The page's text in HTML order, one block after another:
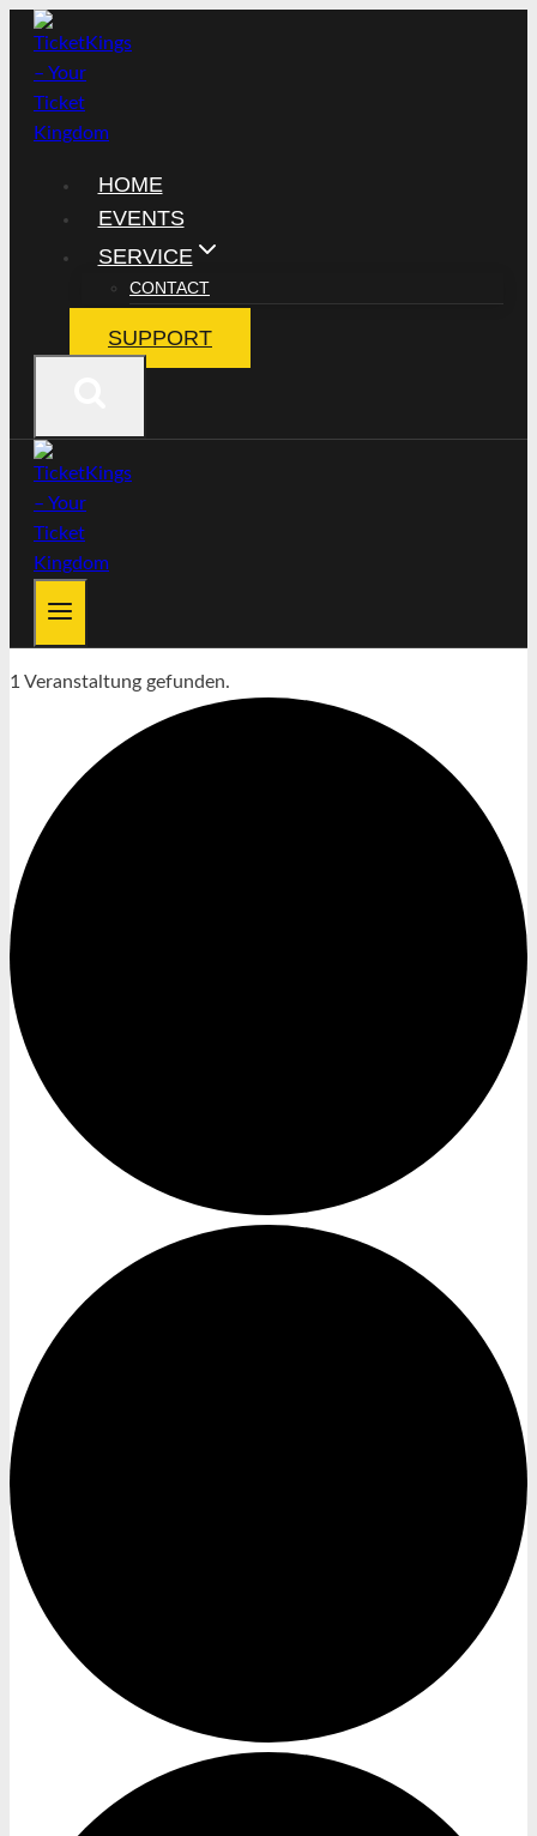
Zum
Inhalt
springen
HOME
EVENTS
SERVICE
CONTACT
SUPPORT
1 Veranstaltung gefunden.